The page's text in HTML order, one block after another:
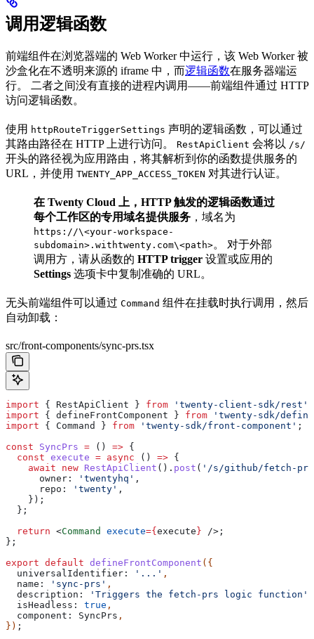
调用逻辑函数
前端组件在浏览器端的 Web Worker 中运行，该 Web Worker 被
沙盒化在不透明来源的 iframe 中，而逻辑函数在服务器端运
行。 二者之间没有直接的进程内调用——前端组件通过 HTTP
访问逻辑函数。
使用 httpRouteTriggerSettings 声明的逻辑函数，可以通过
其路由路径在 HTTP 上进行访问。 RestApiClient 会将以 /s/
开头的路径视为应用路由，将其解析到你的函数提供服务的
URL，并使用 TWENTY_APP_ACCESS_TOKEN 对其进行认证。
在 Twenty Cloud 上，HTTP 触发的逻辑函数通过
每个工作区的专用域名提供服务 ，域名为
https://\<your-workspace-
subdomain>.withtwenty.com\<path>。 对于外部
调用方，请从函数的 HTTP trigger 设置或应用的
Settings 选项卡中复制准确的 URL。
无头前端组件可以通过 Command 组件在挂载时执行调用，然后
自动卸载：
src/front-components/sync-prs.tsx
import { RestApiClient } from 'twenty-client-sdk/rest'
import { defineFrontComponent } from 'twenty-sdk/
import { Command } from 'twenty-sdk/front-component' ;
const SyncPrs = () => {
  const
execute = async () => {
    await
new RestApiClient (). post ( '/s/github/fetch-
      owner:
'twentyhq' ,
      repo:
'twenty' ,
    });
  };
  return
<Command execute={ execute } /> ;
};
export default defineFrontComponent ({
  universalIdentifier:
'...' ,
  name:
'sync-prs' ,
  description:
'Triggers the fetch-prs logic function'
  isHeadless:
true ,
  component:
SyncPrs ,
}) ;